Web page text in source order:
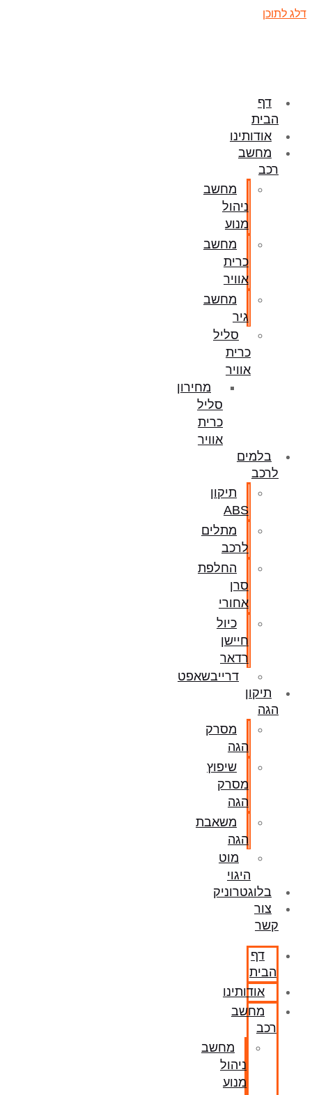
דלג לתוכן
דף
הבית
אודותינו
מחשב
רכב
מחשב
ניהול
מנוע
מחשב
כרית
אוויר
מחשב
גיר
סליל
כרית
אוויר
מחירון
סליל
כרית
אוויר
בלמים
לרכב
תיקון
ABS
מתלים
לרכב
החלפת
סרן
אחורי
כיול
חיישן
רדאר
דרייבשאפט
תיקון
הגה
מסרק
הגה
שיפוץ
מסרק
הגה
משאבת
הגה
מוט
היגוי
בלוגטרוניק
צור
קשר
דף
הבית
אודותינו
מחשב
רכב
מחשב
ניהול
מנוע